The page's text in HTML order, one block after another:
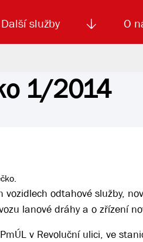
MHD El. jízdenka
Další služby
Autoškola
O
řízení1/2014
odtahové služby,
lanové dráhy a o zřízení
v Revoluční ulici, ve